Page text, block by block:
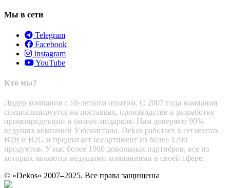
Мы в сети
Telegram
Facebook
Instagram
YouTube
Кто мы?
Лидер компания с 18-летним опытом. С 2007 года компания
специализируется на поставках, производстве и разработке
промопродукции и бизнес-подарков. Нам доверяют 90%
ведущих компаний Узбекистана. Dekos работает в сегментах
B2B и B2G и предлагает ассортимент из более 1200
продуктов. У нас более 1000 довольных партнёров, все из
которых являются ведущими компаниями в своей сфере.
© «Dekos» 2007–2025. Все права защищены